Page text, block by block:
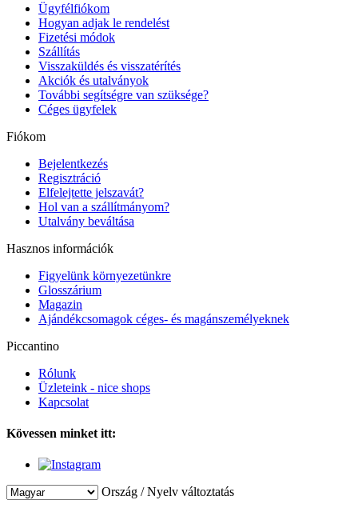
Ügyfélfiókom
Hogyan adjak le rendelést
Fizetési módok
Szállítás
Visszaküldés és visszatérítés
Akciók és utalványok
További segítségre van szüksége?
Céges ügyfelek
Fiókom
Bejelentkezés
Regisztráció
Elfelejtette jelszavát?
Hol van a szállítmányom?
Utalvány beváltása
Hasznos információk
Figyelünk környezetünkre
Glosszárium
Magazin
Ajándékcsomagok céges- és magánszemélyeknek
Piccantino
Rólunk
Üzleteink - nice shops
Kapcsolat
Kövessen minket itt:
Ország / Nyelv változtatás